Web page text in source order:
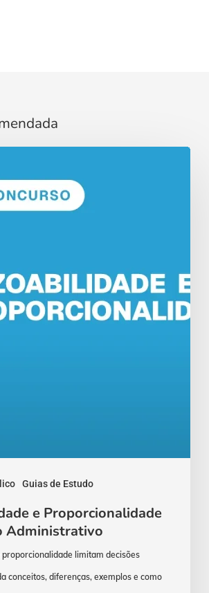
Guias de Estudo
e Proporcionalidade
Administrativo
proporcionalidade limitam decisões
conceitos, diferenças, exemplos e como